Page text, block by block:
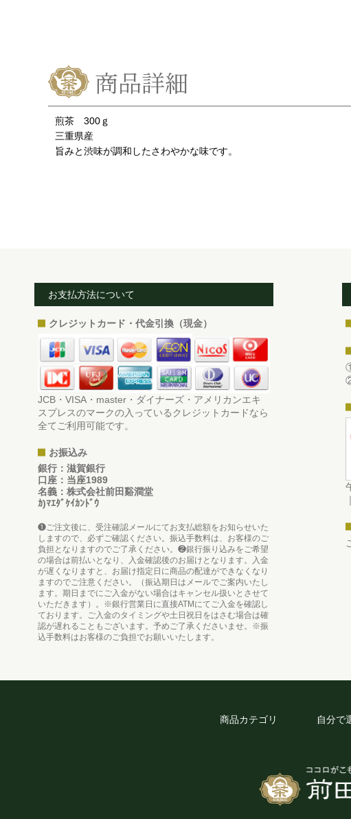
商品詳細
煎茶 300ｇ
三重県産
旨みと渋味が調和したさわやかな味です。
お支払方法について
クレジットカード・代金引換（現金）
JCB・VISA・master・ダイナーズ・アメリカンエキ
スプレスのマークの入っているクレジットカードなら
全てご利用可能です。
お振込み
銀行：滋賀銀行
口座：当座1989
名義：株式会社前田谿澗堂
ｶ)ﾏｴﾀﾞｹｲｶﾝﾄﾞｳ
❶ご注文後に、受注確認メールにてお支払総額をお知らせいた
しますので、必ずご確認ください。振込手数料は、お客様のご
負担となりますのでご了承ください。❷銀行振り込みをご希望
の場合は前払いとなり、入金確認後のお届けとなります。入金
が遅くなりますと、お届け指定日に商品の配達ができなくなり
ますのでご注意ください。（振込期日はメールでご案内いたし
ます。期日までにご入金がない場合はキャンセル扱いとさせて
いただきます）。※銀行営業日に直接ATMにてご入金を確認し
ております。ご入金のタイミングや土日祝日をはさむ場合は確
認が遅れることもございます。予めご了承くださいませ。※振
込手数料はお客様のご負担でお願いいたします。
商品カテゴリ 自分で